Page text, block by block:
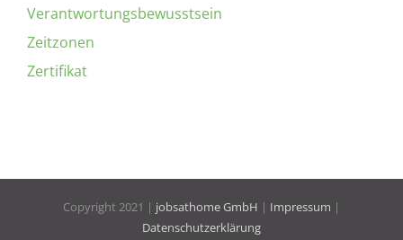
Verantwortungsbewusstsein
Zeitzonen
Zertifikat
Copyright 2021 | jobsathome GmbH | Impressum |
Datenschutzerklärung